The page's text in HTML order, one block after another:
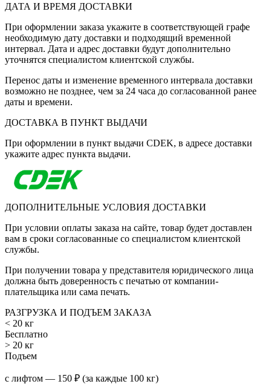
ДАТА И ВРЕМЯ ДОСТАВКИ
При оформлении заказа укажите в соответствующей графе
необходимую дату доставки и подходящий временной
интервал. Дата и адрес доставки будут дополнительно
уточнятся специалистом клиентской службы.
Перенос даты и изменение временного интервала доставки
возможно не позднее, чем за 24 часа до согласованной ранее
даты и времени.
ДОСТАВКА В ПУНКТ ВЫДАЧИ
При оформлении в пункт выдачи CDEK, в адресе доставки
укажите адрес пункта выдачи.
ДОПОЛНИТЕЛЬНЫЕ УСЛОВИЯ ДОСТАВКИ
При условии оплаты заказа на сайте, товар будет доставлен
вам в сроки согласованные со специалистом клиентской
службы.
При получении товара у представителя юридического лица
должна быть доверенность с печатью от компании-
плательщика или сама печать.
РАЗГРУЗКА И ПОДЪЕМ ЗАКАЗА
< 20 кг
Бесплатно
> 20 кг
Подъем
с лифтом — 150 ₽ (за каждые 100 кг)